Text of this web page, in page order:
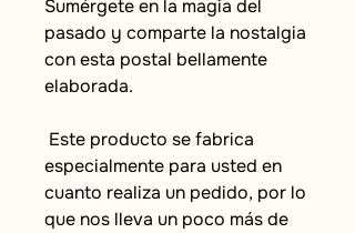
Sumérgete en la magia del
pasado y comparte la nostalgia
con esta postal bellamente
elaborada.
especialmente para usted en
cuanto realiza un pedido, por lo
que nos lleva un poco más de